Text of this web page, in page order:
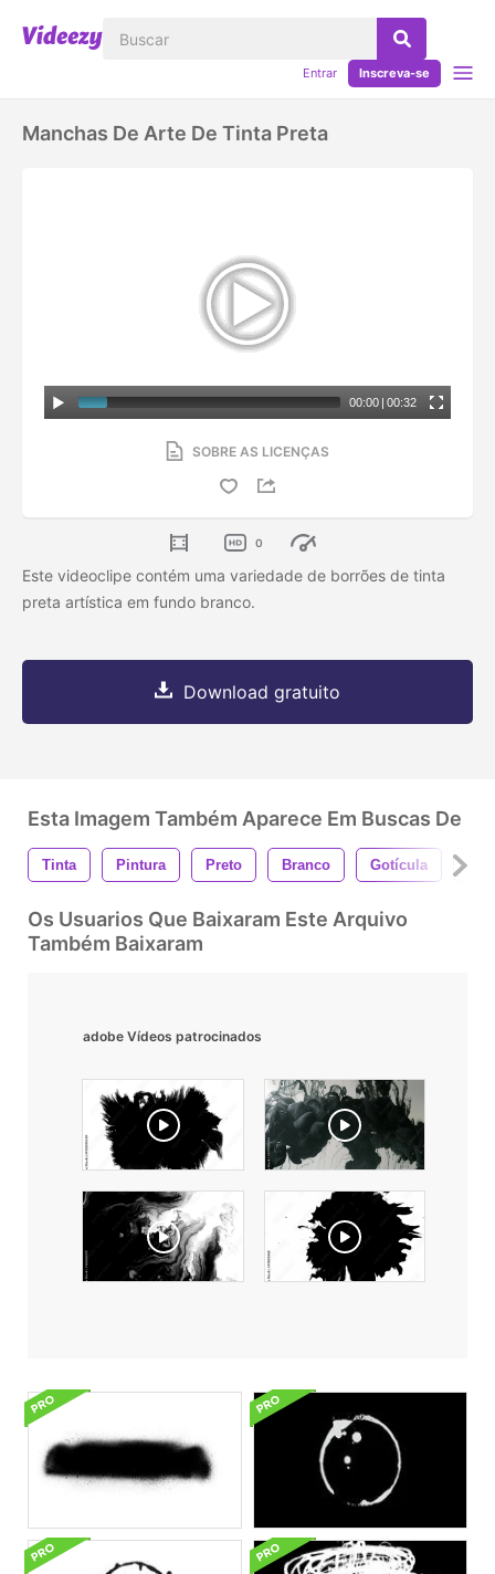
Entrar Inscreva-se
Manchas De Arte De Tinta Preta
00:00 | 00:32
SOBRE AS LICENÇAS
0
Este videoclipe contém uma variedade de borrões de tinta
preta artística em fundo branco.
Download gratuito
Esta Imagem Também Aparece Em Buscas De
Tinta Pintura Preto Branco Gotícula
Os Usuarios Que Baixaram Este Arquivo
Também Baixaram
adobe Vídeos patrocinados